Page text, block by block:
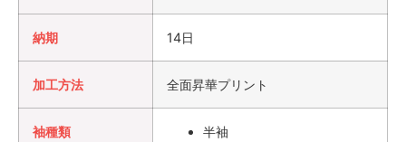
納期 14日
加工方法 全面昇華プリント
袖種類
半袖